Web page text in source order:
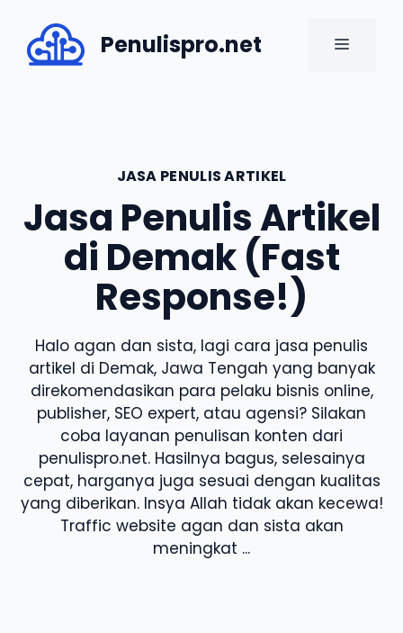
content
Penulispro.net MENU
JASA PENULIS ARTIKEL
Jasa Penulis Artikel
di Demak (Fast
Response!)
Halo agan dan sista, lagi cara jasa penulis
artikel di Demak, Jawa Tengah yang banyak
direkomendasikan para pelaku bisnis online,
publisher, SEO expert, atau agensi? Silakan
coba layanan penulisan konten dari
penulispro.net. Hasilnya bagus, selesainya
cepat, harganya juga sesuai dengan kualitas
yang diberikan. Insya Allah tidak akan kecewa!
Traffic website agan dan sista akan
meningkat ...